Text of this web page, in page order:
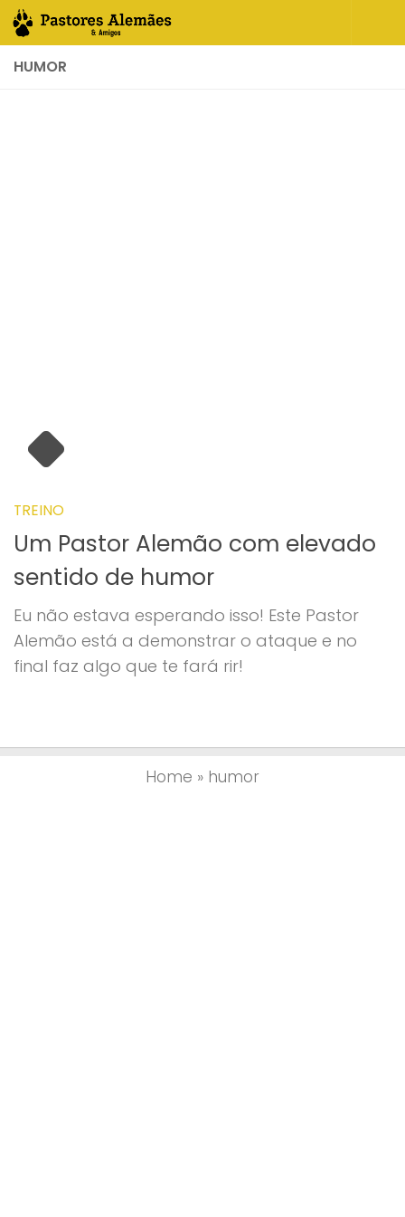
Skip to content
HUMOR
TREINO
Um Pastor Alemão com elevado
sentido de humor
Eu não estava esperando isso! Este Pastor
Alemão está a demonstrar o ataque e no
final faz algo que te fará rir!
Home » humor